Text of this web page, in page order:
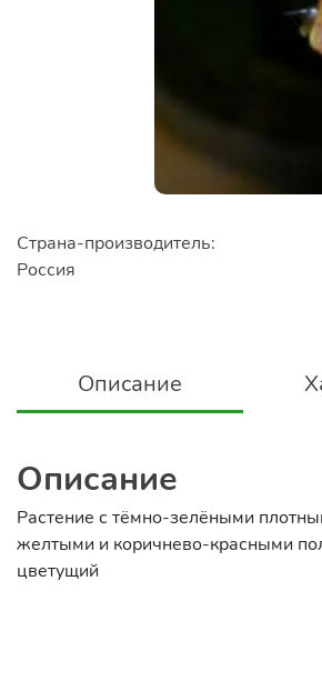
Страна-производитель:
Россия
Описание
Описание
Растение с тёмно-зелёными
желтыми и коричнево-красными
цветущий